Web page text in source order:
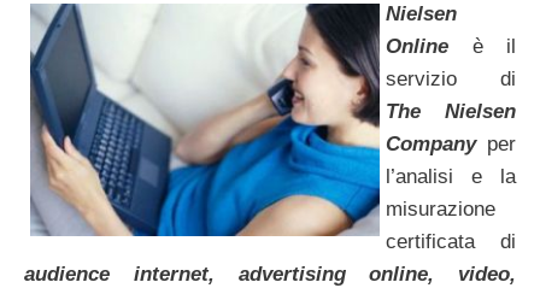
Nielsen
Online è il
servizio di
The Nielsen
Company per
l’analisi e la
misurazione
certificata di
audience internet, advertising online, video,